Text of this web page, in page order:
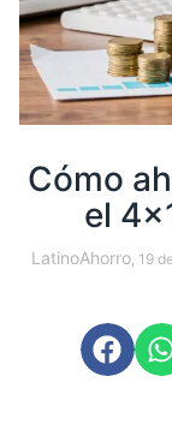
Cómo
el
LatinoAhorro , 19